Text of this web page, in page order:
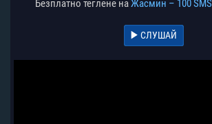
Безплатно теглене наЖасмин – 100 SMS
СЛУШАЙ